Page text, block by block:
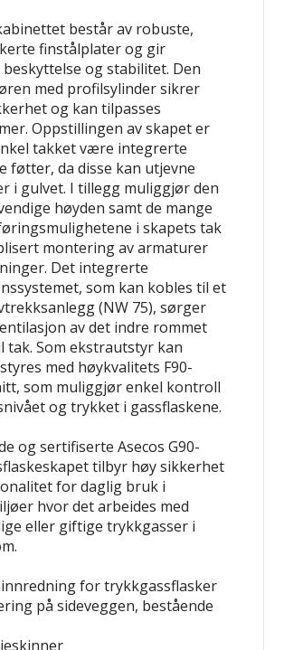
består av robuste,
finstålplater og gir
og stabilitet. Den
med profilsylinder sikrer
og kan tilpasses
Oppstillingen av skapet er
takket være integrerte
føtter, da disse kan utjevne
i gulvet. I tillegg muliggjør den
høyden samt de mange
i skapets tak
montering av armaturer
Det integrerte
som kan kobles til et
(NW 75), sørger
av det indre rommet
tak. Som ekstrautstyr kan
med høykvalitets F90-
som muliggjør enkel kontroll
og trykket i gassflaskene.
og sertifiserte Asecos G90-
tilbyr høy sikkerhet
for daglig bruk i
hvor det arbeides med
eller giftige trykkgasser i
for trykkgassflasker
på sideveggen, bestående